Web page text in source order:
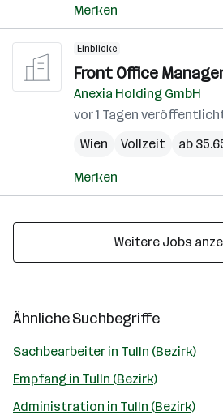
Merken
Einblicke
Front Office
Anexia Holding GmbH
vor 1 Tagen
Wien
Vollzeit ab
Merken
Weitere Jobs
Ähnliche Suchbegriffe
Sachbearbeiter in Tulln (Bezirk)
Empfang in Tulln (Bezirk)
Administration in Tulln (Bezirk)